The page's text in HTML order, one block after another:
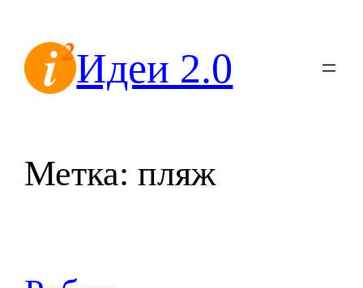
содержимомуИдеи 2.0
Метка:пляж